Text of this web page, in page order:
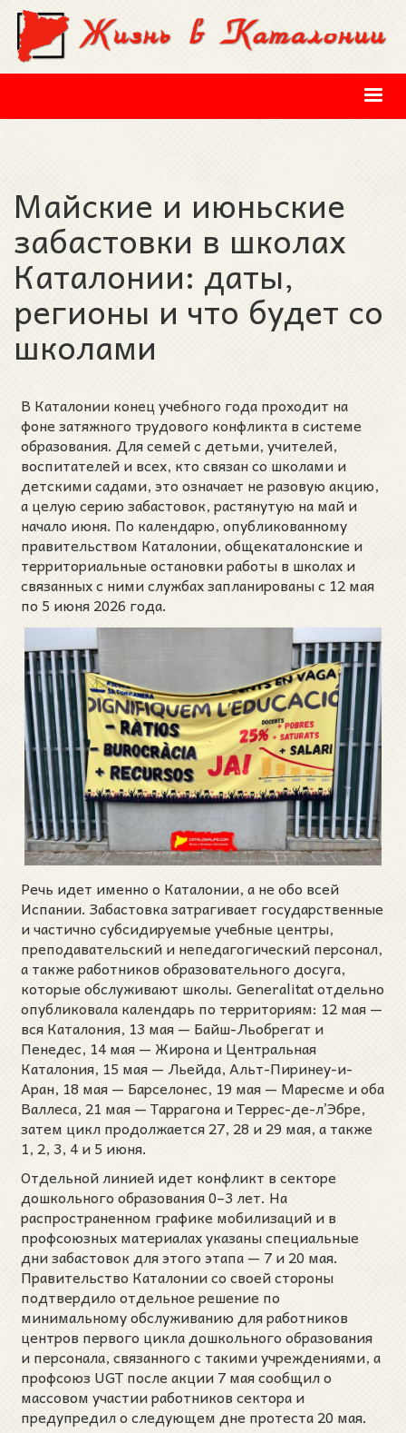
Перейти к основному содержанию
Майские и июньские
забастовки в школах
Каталонии: даты,
регионы и что будет со
школами
В Каталонии конец учебного года проходит на
фоне затяжного трудового конфликта в системе
образования. Для семей с детьми, учителей,
воспитателей и всех, кто связан со школами и
детскими садами, это означает не разовую акцию,
а целую серию забастовок, растянутую на май и
начало июня. По календарю, опубликованному
правительством Каталонии, общекаталонские и
территориальные остановки работы в школах и
связанных с ними службах запланированы с 12 мая
по 5 июня 2026 года.
Речь идет именно о Каталонии, а не обо всей
Испании. Забастовка затрагивает государственные
и частично субсидируемые учебные центры,
преподавательский и непедагогический персонал,
а также работников образовательного досуга,
которые обслуживают школы. Generalitat отдельно
опубликовала календарь по территориям: 12 мая —
вся Каталония, 13 мая — Байш-Льобрегат и
Пенедес, 14 мая — Жирона и Центральная
Каталония, 15 мая — Льейда, Альт-Пиринеу-и-
Аран, 18 мая — Барселонес, 19 мая — Маресме и оба
Валлеса, 21 мая — Таррагона и Террес-де-л’Эбре,
затем цикл продолжается 27, 28 и 29 мая, а также
1, 2, 3, 4 и 5 июня.
Отдельной линией идет конфликт в секторе
дошкольного образования 0–3 лет. На
распространенном графике мобилизаций и в
профсоюзных материалах указаны специальные
дни забастовок для этого этапа — 7 и 20 мая.
Правительство Каталонии со своей стороны
подтвердило отдельное решение по
минимальному обслуживанию для работников
центров первого цикла дошкольного образования
и персонала, связанного с такими учреждениями, а
профсоюз UGT после акции 7 мая сообщил о
массовом участии работников сектора и
предупредил о следующем дне протеста 20 мая.